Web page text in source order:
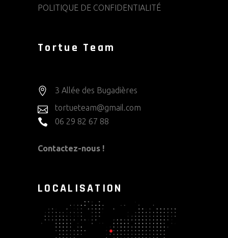
POLITIQUE DE CONFIDENTIALITÉ
Tortue Team
3 Allée des Bugadières
tortueteam@gmail.com
06 29 82 67 88
Contactez-nous !
LOCALISATION